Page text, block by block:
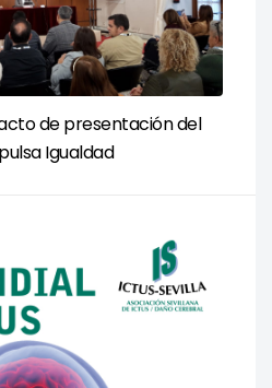
de presentación del
Igualdad